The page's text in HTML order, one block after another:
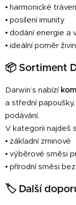
• harmonické
• posílení imunity
• dodání energie a
• ideální poměr
📦 Sortiment
Darwin’s nabízí
a střední
podávání.
V kategorii najdeš
• základní zrninové
• výběrové směsi
• přírodní směsi
🏷️ Další